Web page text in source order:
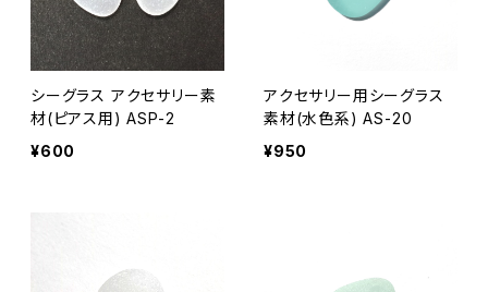
シーグラス アクセサリー素
材(ピアス用) ASP-2
¥600
アクセサリー用シーグラス
素材(水色系) AS-20
¥950